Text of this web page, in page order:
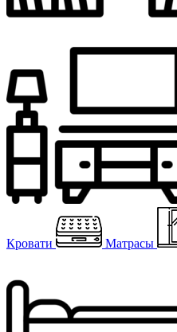
Кровати Матрасы